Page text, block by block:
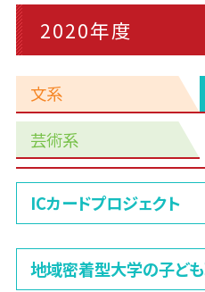
2020年度
文系
芸術系
系
ICカードプロジェクト
地域密着型大学の子ど